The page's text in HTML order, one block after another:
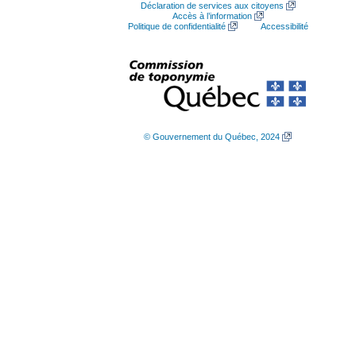
Déclaration de services aux citoyens
Accès à l’information
Politique de confidentialité
Accessibilité
© Gouvernement du Québec, 2024